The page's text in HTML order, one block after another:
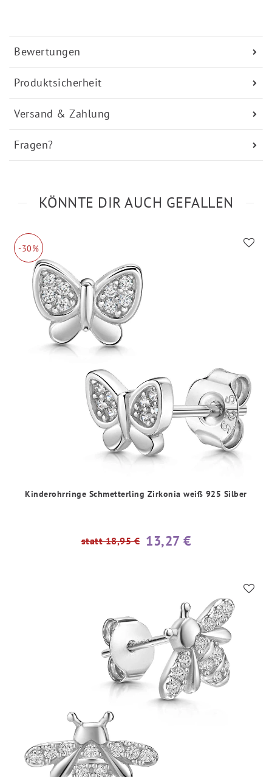
Bewertungen
Produktsicherheit
Versand & Zahlung
Fragen?
KÖNNTE DIR AUCH GEFALLEN
-30%
Kinderohrringe Schmetterling Zirkonia weiß 925 Silber
statt 18,95 € 13,27 €